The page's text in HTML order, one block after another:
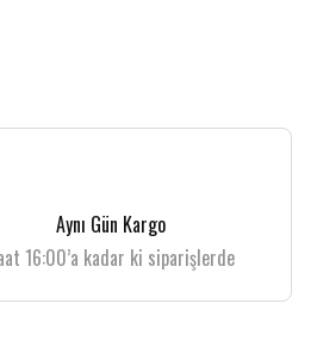
Aynı Gün Kargo
16:00’a kadar ki siparişlerde